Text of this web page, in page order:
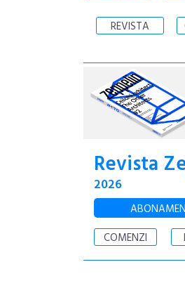
REVISTA
Revista
2026
COMENZI